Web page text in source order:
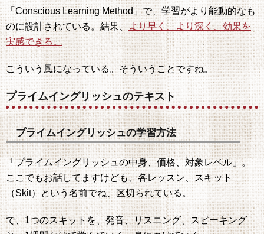
「Conscious Learning Method」で、学習がより能動的なも
のに設計されている。結果、より早く、より深く、効果を
実感できる。
こういう風になっている。そういうことですね。
プライムイングリッシュのテキスト
プライムイングリッシュの学習方法
「プライムイングリッシュの中身、価格、対象レベル」。
ここでもお話してますけども、各レッスン、スキット
（Skit）という名前でね、区切られている。
で、1つのスキットを、発音、リスニング、スピーキング